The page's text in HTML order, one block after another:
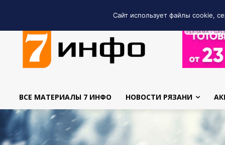
РЕКЛАМА •
ВСЕ МАТЕРИАЛЫ 7 ИНФО НОВОСТИ РЯЗАНИ
Сайт использует файлы cookie,